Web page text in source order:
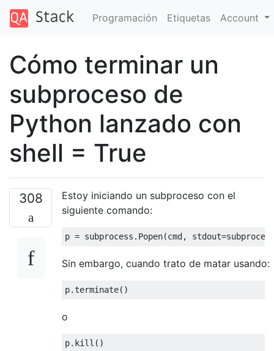
Programación Etiquetas Account
Cómo terminar un
subproceso de
Python lanzado con
shell = True
308
Estoy iniciando un subproceso con el
siguiente comando:
p = subprocess . Popen(cmd, stdout=
Sin embargo, cuando trato de matar usando:
p.terminate()
o
p. kill ()